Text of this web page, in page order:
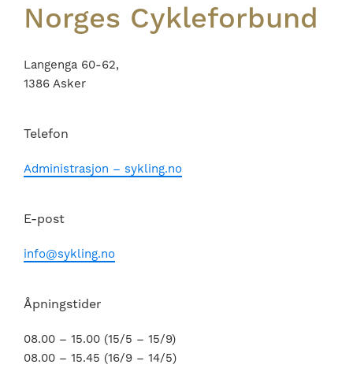
Norges Cykleforbund
Langenga 60-62,
1386 Asker
Telefon
Administrasjon – sykling.no
E-post
info@sykling.no
Åpningstider
08.00 – 15.00 (15/5 – 15/9)
08.00 – 15.45 (16/9 – 14/5)